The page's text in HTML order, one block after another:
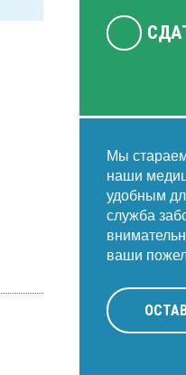
Мы
наши
удобным
служба
ваши